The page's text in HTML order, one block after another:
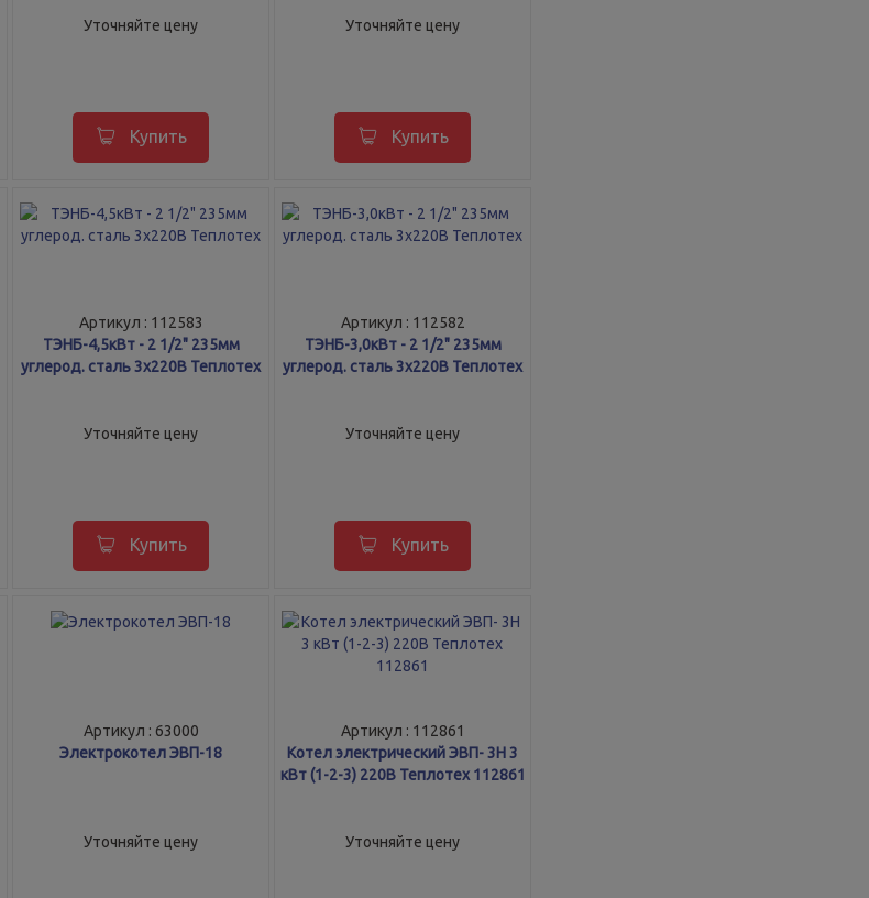
Уточняйте цену
Купить
Уточняйте цену
Купить
Артикул : 112583
ТЭНБ-4,5кВт - 2 1/2" 235мм
углерод. сталь 3х220В Теплотех
Уточняйте цену
Купить
Артикул : 112582
ТЭНБ-3,0кВт - 2 1/2" 235мм
углерод. сталь 3х220В Теплотех
Уточняйте цену
Купить
Артикул : 63000
Электрокотел ЭВП-18
Уточняйте цену
Артикул : 112861
Котел электрический ЭВП- 3Н 3
кВт (1-2-3) 220В Теплотех 112861
Уточняйте цену